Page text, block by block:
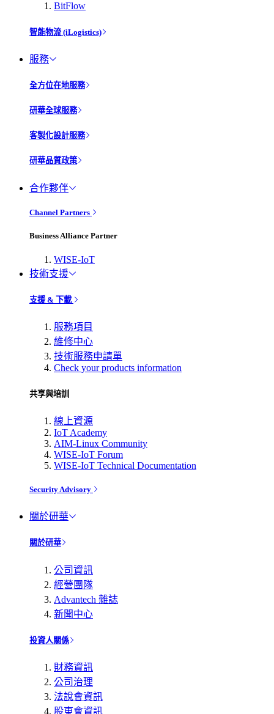
BitFlow
智能物流 (iLogistics)
服務
全方位在地服務
研華全球服務
客製化設計服務
研華品質政策
合作夥伴
Channel Partners
Business Alliance Partner
WISE-IoT
技術支援
支援 & 下載
服務項目
維修中心
技術服務申請單
Check your products information
共享與培訓
線上資源
IoT Academy
AIM-Linux Community
WISE-IoT Forum
WISE-IoT Technical Documentation
Security Advisory
關於研華
關於研華
公司資訊
經營團隊
Advantech 雜誌
新聞中心
投資人關係
財務資訊
公司治理
法說會資訊
股東會資訊